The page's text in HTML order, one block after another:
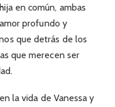
en común, ambas
profundo y
que detrás de los
que merecen ser
la vida de Vanessa y